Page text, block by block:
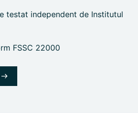
testat independent de Institutul
FSSC 22000